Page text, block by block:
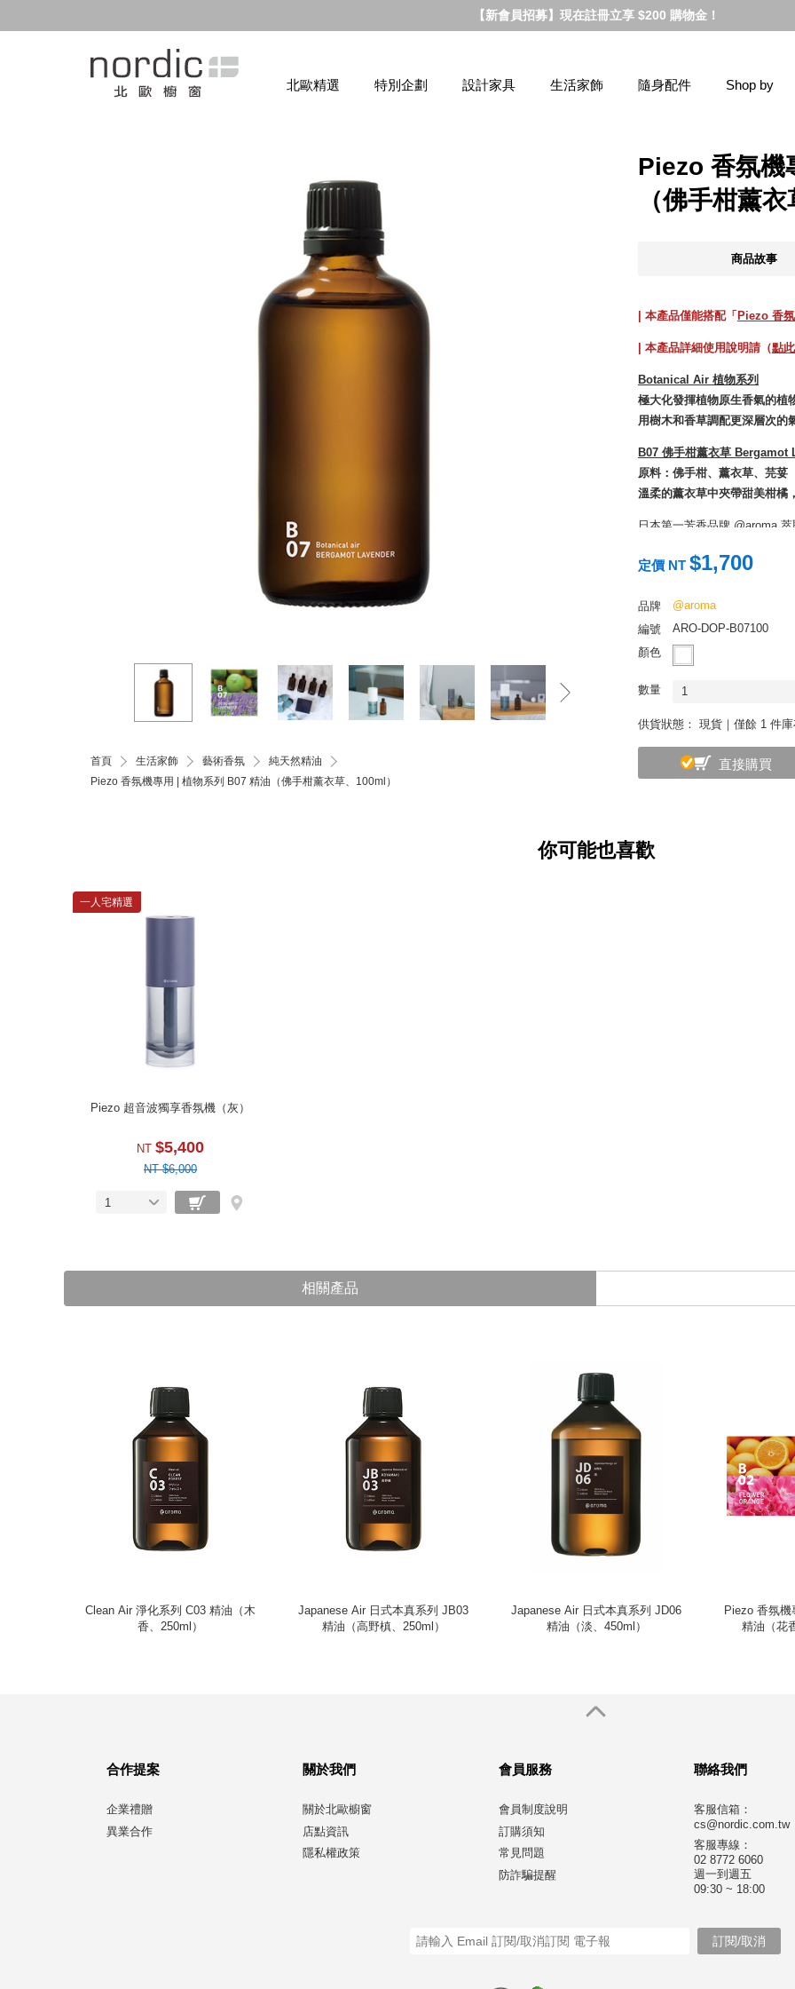
【新會員招募】現在註冊立享 $200 購物金！
北歐精選 特別企劃 設計家具 生活家飾 隨身配件 Shop by
首頁 生活家飾 藝術香氛
純天然精油
Piezo 香氛機專用 | 植物系列 B07 精油（佛手柑薰衣草、100ml）
Piezo 香氛機
（佛手柑薰
商品故事
| 本產品僅能搭配「 Piezo 香
| 本產品詳細使用說明請（點
Botanical Air 植物系列
極大化發揮植物原生香氣的植
用樹木和香草調配更深層次的
B07 佛手柑薰衣草 Bergamot
原料：佛手柑、薰衣草、芫荽
溫柔的薰衣草中夾帶甜美柑橘
日本第一芳香品牌 @aroma
國及澳洲等世界各地精選而來
生產加工，提供始終如一的高
@aroma 亦擅長客製專屬空間
以及德國漢莎航空貴賓室等眾
定價 NT $1,700
品牌
@aroma
編號
ARO-DOP-B07100
顏色
數量 1
供貨狀態： 現貨｜僅餘 1 件
直接購買
你可能也喜歡
一人宅精選
Piezo 超音波獨享香氛機（灰）
NT $5,400
NT $6,000
1
相關產品
Clean Air 淨化系列 C03 精油（木
香、250ml）
Japanese Air 日式本真系列 JB03
精油（高野槙、250ml）
Japanese Air 日式本真系列 JD06
精油（淡、450ml）
Piezo 香氛
精油（花
合作提案
企業禮贈
異業合作
關於我們
關於北歐櫥窗
店點資訊
隱私權政策
會員服務
會員制度說明
訂購須知
常見問題
防詐騙提醒
聯絡我們
客服信箱：
cs@nordic.com.tw
客服專線：
02 8772 6060
週一到週五
09:30 ~ 18:00